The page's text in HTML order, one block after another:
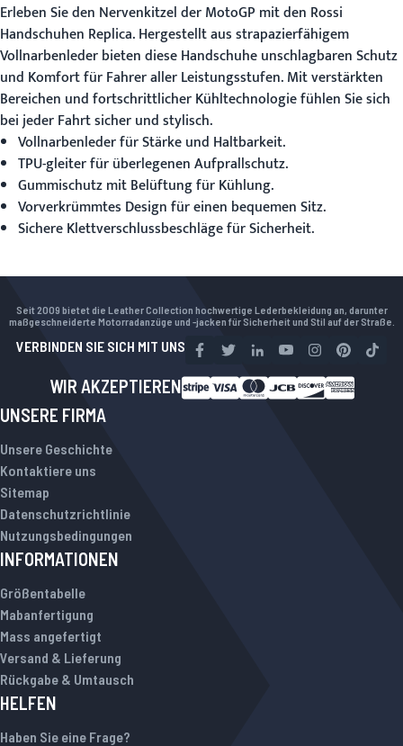
Erleben Sie den Nervenkitzel der MotoGP mit den Rossi
Handschuhen Replica. Hergestellt aus strapazierfähigem
Vollnarbenleder bieten diese Handschuhe unschlagbaren Schutz
und Komfort für Fahrer aller Leistungsstufen. Mit verstärkten
Bereichen und fortschrittlicher Kühltechnologie fühlen Sie sich
bei jeder Fahrt sicher und stylisch.
Vollnarbenleder für Stärke und Haltbarkeit.
TPU-gleiter für überlegenen Aufprallschutz.
Gummischutz mit Belüftung für Kühlung.
Vorverkrümmtes Design für einen bequemen Sitz.
Sichere Klettverschlussbeschläge für Sicherheit.
Seit 2009 bietet die Leather Collection hochwertige Lederbekleidung an, darunter
maßgeschneiderte Motorradanzüge und -jacken für Sicherheit und Stil auf der Straße.
VERBINDEN SIE SICH MIT UNS
WIR AKZEPTIEREN
UNSERE FIRMA
Unsere Geschichte
Kontaktiere uns
Sitemap
Datenschutzrichtlinie
Nutzungsbedingungen
INFORMATIONEN
Größentabelle
Mabanfertigung
Mass angefertigt
Versand & Lieferung
Rückgabe & Umtausch
HELFEN
Haben Sie eine Frage?